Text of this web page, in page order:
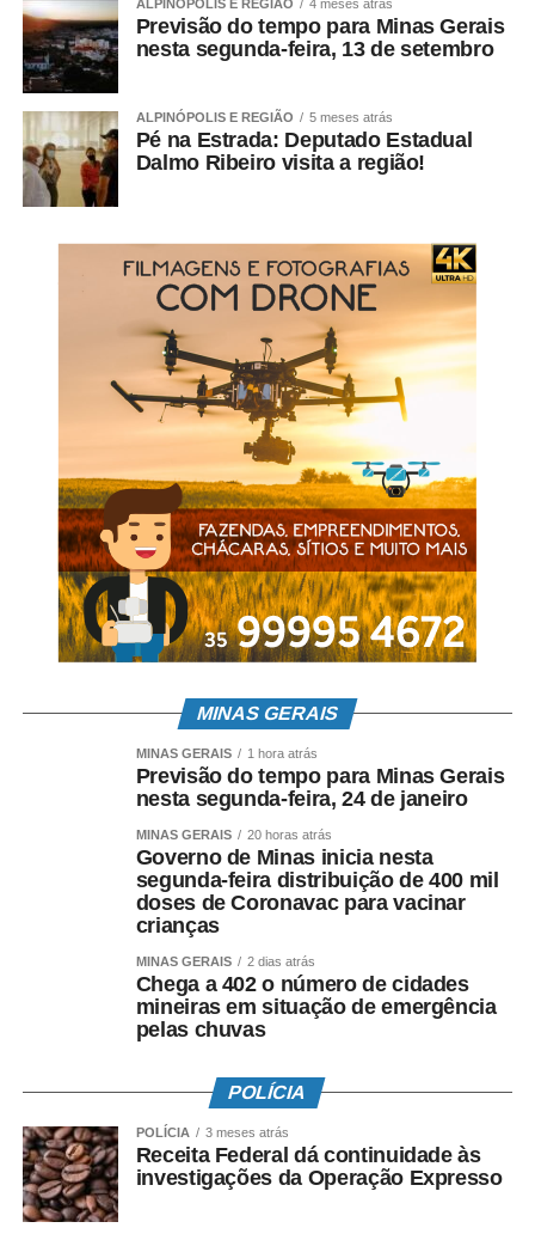
ALPINÓPOLIS E REGIÃO 4 meses atrás
Previsão do tempo para Minas Gerais
nesta segunda-feira, 13 de setembro
ALPINÓPOLIS E REGIÃO 5 meses atrás
Pé na Estrada: Deputado Estadual
Dalmo Ribeiro visita a região!
MINAS GERAIS
MINAS GERAIS 1 hora atrás
Previsão do tempo para Minas Gerais
nesta segunda-feira, 24 de janeiro
MINAS GERAIS 20 horas atrás
Governo de Minas inicia nesta
segunda-feira distribuição de 400 mil
doses de Coronavac para vacinar
crianças
MINAS GERAIS 2 dias atrás
Chega a 402 o número de cidades
mineiras em situação de emergência
pelas chuvas
POLÍCIA
POLÍCIA 3 meses atrás
Receita Federal dá continuidade às
investigações da Operação Expresso